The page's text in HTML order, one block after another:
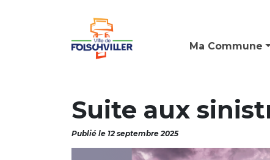
Ma Commune
Suite aux
Publié le 12 septembre 2025